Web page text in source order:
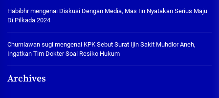
Habibhrmengenai Diskusi Dengan Media, Mas Iin Nyatakan Serius Maju
Di Pilkada 2024
Churniawan sugi mengenai KPK Sebut Surat Ijin Sakit Muhdlor Aneh,
Ingatkan Tim Dokter Soal Resiko Hukum
Archives